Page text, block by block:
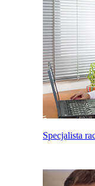
Specjalista